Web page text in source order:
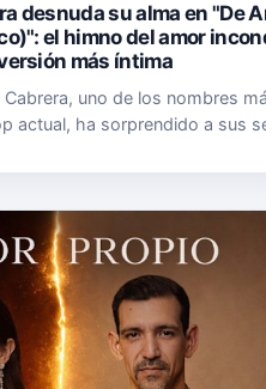
desnuda su alma en "De
el himno del amor
más íntima
Cabrera, uno de los nombres
actual, ha sorprendido a sus
desnuda por completo uno de